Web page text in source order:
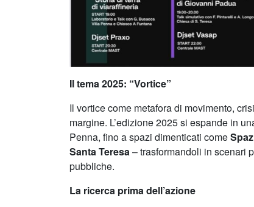
Il tema 2025: “Vortice”
Il vortice come metafora di movimento,
margine. L’edizione 2025 si espande in
Penna, fino a spazi dimenticati come
Santa Teresa– trasformandoli in scenari
pubbliche.
La ricerca prima dell’azione